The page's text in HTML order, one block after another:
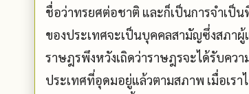
ชื่อว่าทรยศต่อชาติ และก็เป็นการจำเป็
ของประเทศจะเป็นบุคคลสามัญซึ่งสภา
ราษฎรพึงหวังเถิดว่าราษฎรจะได้รับคว
ประเทศที่อุดมอยู่แล้วตามสภาพ เมื่อเร